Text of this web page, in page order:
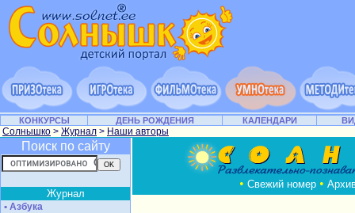
КОНКУРСЫ ДЕНЬ РОЖДЕНИЯ КАЛЕНДАРИ
Солнышко > Журнал > Наши авторы
Поиск по сайту
Журнал
• Азбука
• Свежий номер •